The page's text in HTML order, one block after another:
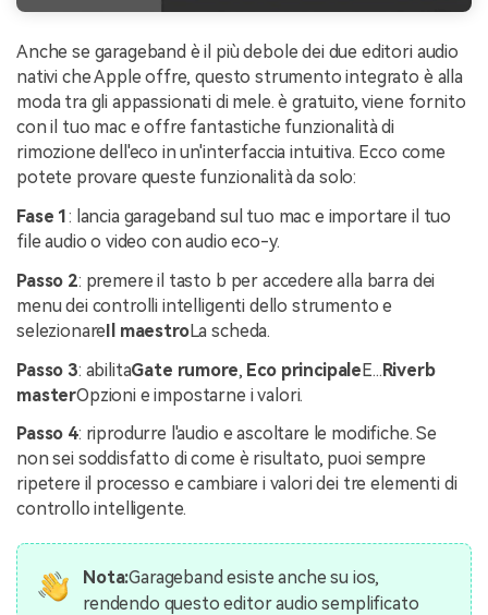
Anche se garageband è il più debole dei due editori audio
nativi che Apple offre, questo strumento integrato è alla
moda tra gli appassionati di mele. è gratuito, viene fornito
con il tuo mac e offre fantastiche funzionalità di
rimozione dell'eco in un'interfaccia intuitiva. Ecco come
potete provare queste funzionalità da solo:
Fase 1: lancia garageband sul tuo mac e importare il tuo
file audio o video con audio eco-y.
Passo 2: premere il tasto b per accedere alla barra dei
menu dei controlli intelligenti dello strumento e
selezionareIl maestroLa scheda.
Passo 3: abilitaGate rumore, Eco principaleE...Riverb
masterOpzioni e impostarne i valori.
Passo 4: riprodurre l'audio e ascoltare le modifiche. Se
non sei soddisfatto di come è risultato, puoi sempre
ripetere il processo e cambiare i valori dei tre elementi di
controllo intelligente.
Nota:Garageband esiste anche su ios,
rendendo questo editor audio semplificato